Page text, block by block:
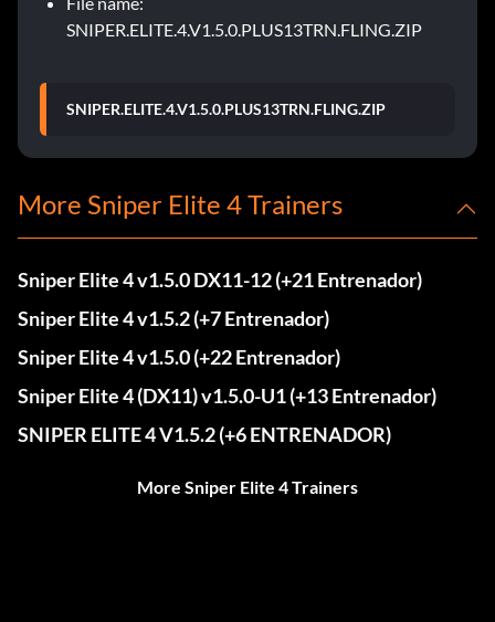
SNIPER.ELITE.4.V1.5.0.PLUS13TRN.FLING.ZIP
SNIPER.ELITE.4.V1.5.0.PLUS13TRN.FLING.ZIP
More Sniper Elite 4 Trainers
Sniper Elite 4 v1.5.0 DX11-12 (+21 Entrenador)
Sniper Elite 4 v1.5.2 (+7 Entrenador)
Sniper Elite 4 v1.5.0 (+22 Entrenador)
Sniper Elite 4 (DX11) v1.5.0-U1 (+13 Entrenador)
SNIPER ELITE 4 V1.5.2 (+6 ENTRENADOR)
More Sniper Elite 4 Trainers